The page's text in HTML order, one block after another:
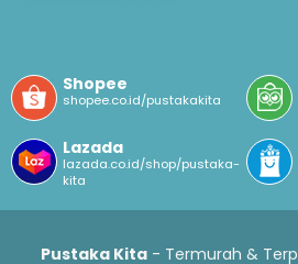
Shopee
shopee.co.id/pustakakita
Lazada
lazada.co.id/shop/pustaka-
kita
Pustaka Kita - Termurah &